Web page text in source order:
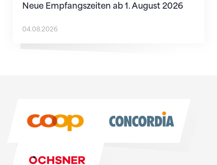
Neue Empfangszeiten ab 1. August 2026
04.08.2026